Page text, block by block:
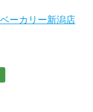
ーカリー新潟店